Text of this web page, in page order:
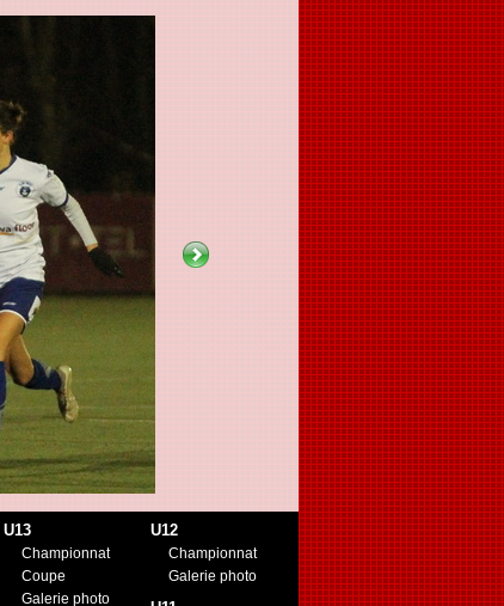
U13
Championnat
Coupe
Galerie photo
U12
Championnat
Galerie photo